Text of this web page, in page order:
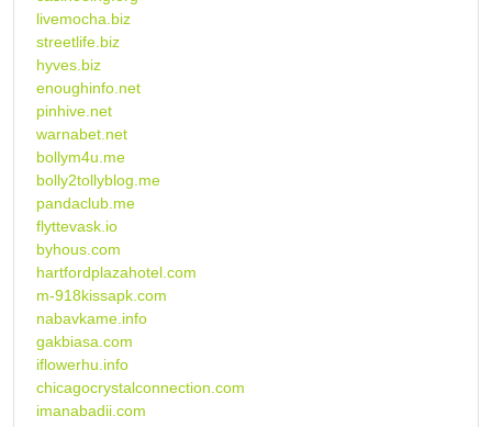
livemocha.biz
streetlife.biz
hyves.biz
enoughinfo.net
pinhive.net
warnabet.net
bollym4u.me
bolly2tollyblog.me
pandaclub.me
flyttevask.io
byhous.com
hartfordplazahotel.com
m-918kissapk.com
nabavkame.info
gakbiasa.com
iflowerhu.info
chicagocrystalconnection.com
imanabadii.com